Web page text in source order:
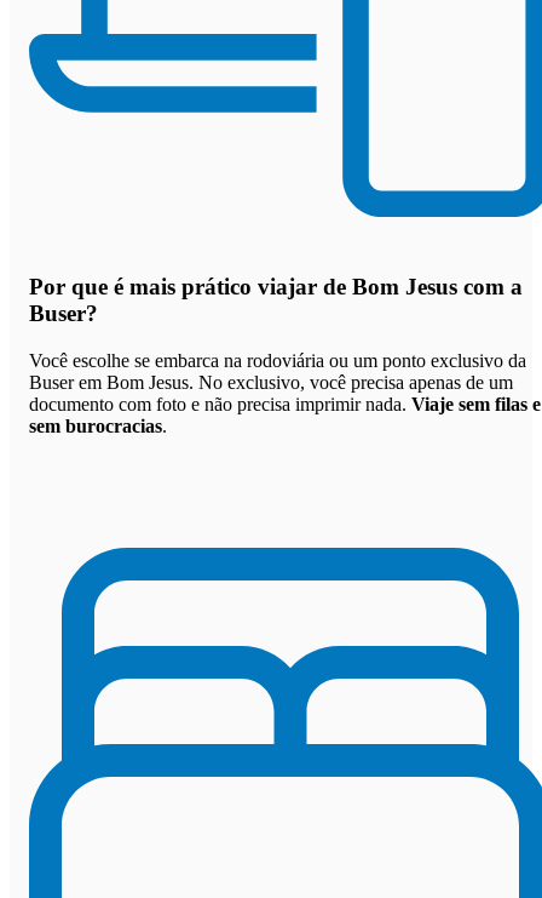
Por que é mais prático viajar de Bom Jesus com a
Buser?
Você escolhe se embarca na rodoviária ou um ponto exclusivo da
Buser em Bom Jesus. No exclusivo, você precisa apenas de um
documento com foto e não precisa imprimir nada. Viaje sem filas e
sem burocracias.